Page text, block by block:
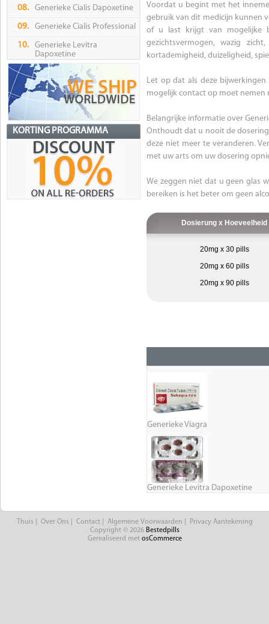
08.
Generieke Cialis Dapoxetine
09. Generieke Cialis Professional
10.
Generieke Levitra
Dapoxetine
KORTING PROGRAMMA
Voordat u begint met het
gebruik van dit medicijn kunnen
of u last krijgt van mogelijke
gezichtsvermogen, wazig
kortademigheid, duizeligheid,
Let op dat als deze
mogelijk contact op moet nemen
Belangrijke informatie over
Onthoudt dat u nooit de
deze niet meer te veranderen.
met uw arts om uw dosering
We zeggen niet dat u geen glas
bereiken is het beter om geen
Dosierung x Hoeveelheid
20mg x 30 pills
20mg x 60 pills
20mg x 90 pills
Generieke Viagra
Generieke Levitra Dapoxetine
Thuis Over Ons Contact| Algemene Voorwaarden
Privacy Aantekening
Copyright © 2026 Bestedpills
Gerealiseerd met osCommerce